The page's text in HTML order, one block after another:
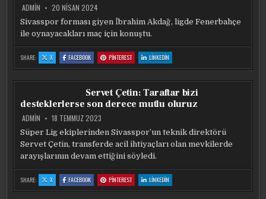
ADMIN 20 NISAN 2024
Sivasspor forması giyen İbrahim Akdağ, ligde Fenerbahçe
ile oynayacakları maç için konuştu.
SHARE: X:
İBRAHIM
AKDAĞ’DAN
SÖZLERI:
YAPACAĞIZ
FACEBOOK:
İBRAHIM
AKDAĞ’DAN
SÖZLERI:
GELENI
YAPACAĞIZ
PINTEREST:
İBRAHIM
AKDAĞ’DAN
SÖZLERI:
GELENI
YAPACAĞIZ
LINKEDIN
İBRAHIM
AKDAĞ’DAN
SÖZLERI:
GELENI
YAPACAĞIZ
Servet Çetin: Taraftar bizi
desteklerlerse son derece mutlu oluruz
ADMIN 18 TEMMUZ 2023
Süper Lig ekiplerinden Sivasspor’un teknik direktörü
Servet Çetin, transferde acil ihtiyaçları olan mevkilerde
arayışlarının devam ettiğini söyledi.
SHARE: X:
SERVET
ÇETIN:
FACEBOOK:
SERVET
ÇETIN:
PINTEREST:
SERVET
ÇETIN:
LINKEDIN
SERVET
ÇETIN: